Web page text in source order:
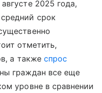
2025 года,
срок
отметить,
а также спрос
граждан все еще
уровне в сравнении